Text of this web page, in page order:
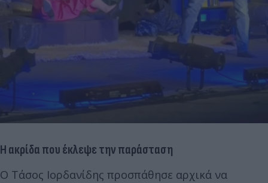
Η ακρίδα που έκλεψε την παράσταση
Ο Τάσος Ιορδανίδης προσπάθησε αρχικά να